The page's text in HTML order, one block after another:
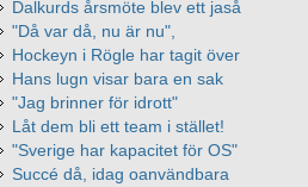
Dalkurds årsmöte blev ett jaså
"Då var då, nu är nu",
Hockeyn i Rögle har tagit över
Hans lugn visar bara en sak
"Jag brinner för idrott"
Låt dem bli ett team i stället!
"Sverige har kapacitet för OS"
Succé då, idag oanvändbara